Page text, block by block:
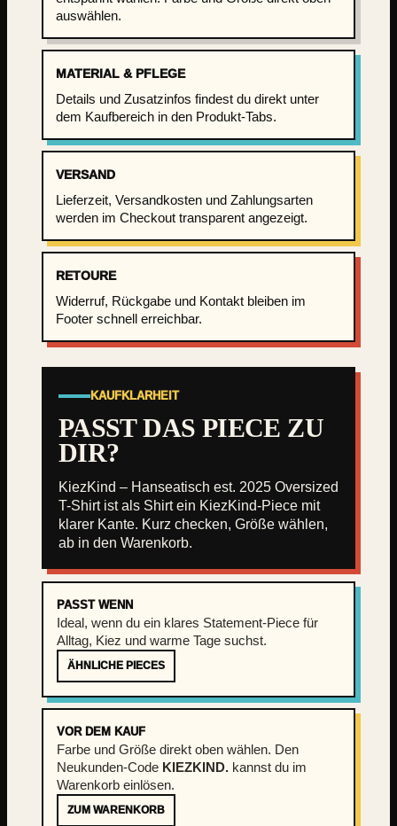
H
n
s
a
i
s
s
t
.
2
O
e
i
z
e
T
-
S
h
r
t
e
n
g
auswählen.
MATERIAL & PFLEGE
Details und Zusatzinfos findest du direkt unter
dem Kaufbereich in den Produkt-Tabs.
VERSAND
Lieferzeit, Versandkosten und Zahlungsarten
werden im Checkout transparent angezeigt.
RETOURE
Widerruf, Rückgabe und Kontakt bleiben im
Footer schnell erreichbar.
KAUFKLARHEIT
PASST DAS PIECE ZU
DIR?
KiezKind – Hanseatisch est. 2025 Oversized
T-Shirt ist als Shirt ein KiezKind-Piece mit
klarer Kante. Kurz checken, Größe wählen,
ab in den Warenkorb.
PASST WENN
Ideal, wenn du ein klares Statement-Piece für
Alltag, Kiez und warme Tage suchst.
ÄHNLICHE PIECES
VOR DEM KAUF
Farbe und Größe direkt oben wählen. Den
Neukunden-Code KIEZKIND.kannst du im
Warenkorb einlösen.
ZUM WARENKORB